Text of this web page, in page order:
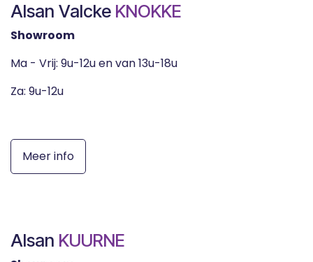
Alsan Valcke KNOKKE
Showroom
Ma - Vrij: 9u-12u en van 13u-18u
Za: 9u-12u
Meer info
Alsan KUURNE​